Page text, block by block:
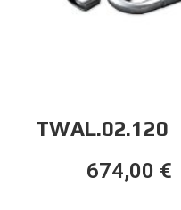
TWAL.02.120
674,00 €